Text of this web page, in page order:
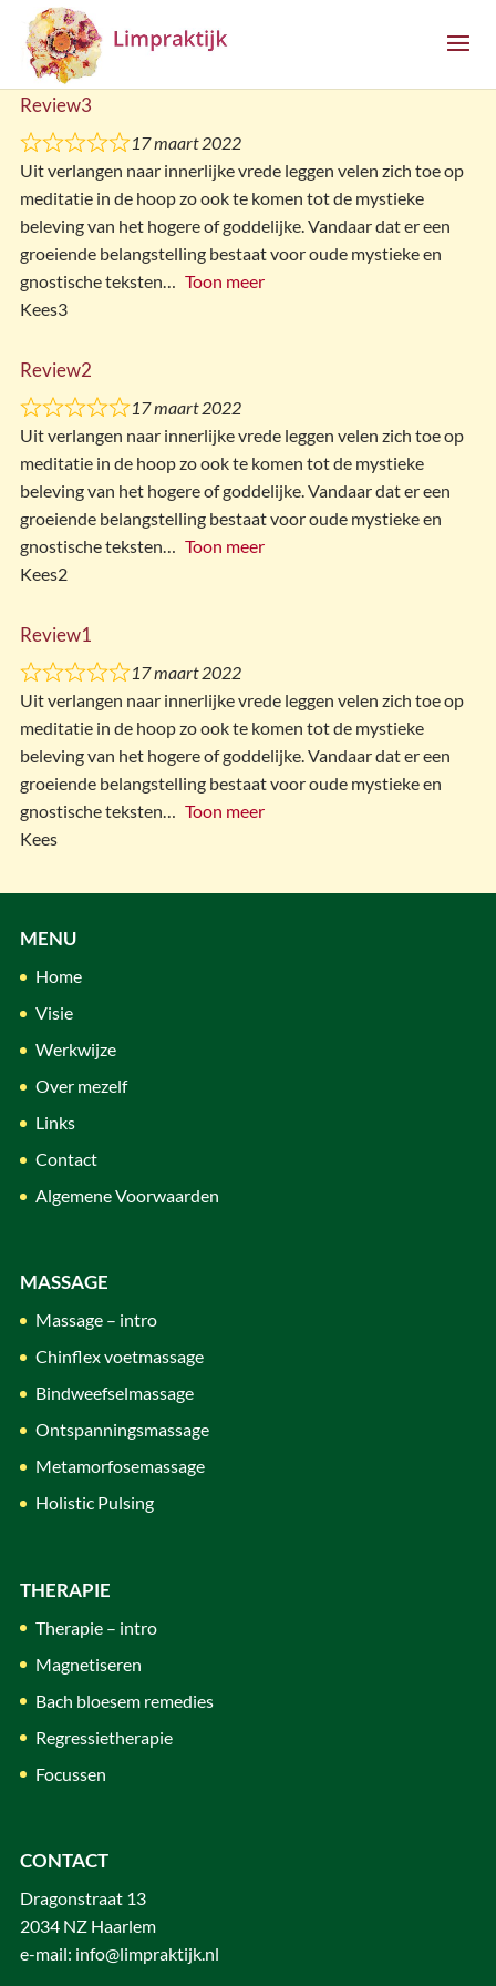
Review3
17 maart 2022
Uit verlangen naar innerlijke vrede leggen velen zich toe op
meditatie in de hoop zo ook te komen tot de mystieke
beleving van het hogere of goddelijke. Vandaar dat er een
groeiende belangstelling bestaat voor oude mystieke en
gnostische teksten
Toon meer
Kees3
Review2
17 maart 2022
Uit verlangen naar innerlijke vrede leggen velen zich toe op
meditatie in de hoop zo ook te komen tot de mystieke
beleving van het hogere of goddelijke. Vandaar dat er een
groeiende belangstelling bestaat voor oude mystieke en
gnostische teksten
Toon meer
Kees2
Review1
17 maart 2022
Uit verlangen naar innerlijke vrede leggen velen zich toe op
meditatie in de hoop zo ook te komen tot de mystieke
beleving van het hogere of goddelijke. Vandaar dat er een
groeiende belangstelling bestaat voor oude mystieke en
gnostische teksten
Toon meer
Kees
MENU
Home
Visie
Werkwijze
Over mezelf
Links
Contact
Algemene Voorwaarden
MASSAGE
Massage – intro
Chinflex voetmassage
Bindweefselmassage
Ontspanningsmassage
Metamorfosemassage
Holistic Pulsing
THERAPIE
Therapie – intro
Magnetiseren
Bach bloesem remedies
Regressietherapie
Focussen
CONTACT
Dragonstraat 13
2034 NZ Haarlem
e-mail: info@limpraktijk.nl